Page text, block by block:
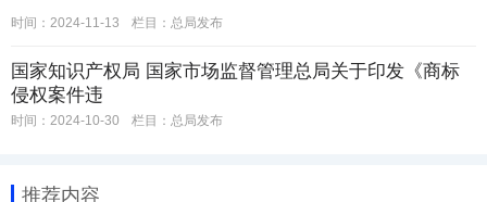
时间：2024-11-13 栏目： 总局发布
国家知识产权局 国家市场监督管理总局关于印发《商标
侵权案件违
时间：2024-10-30 栏目： 总局发布
推荐内容